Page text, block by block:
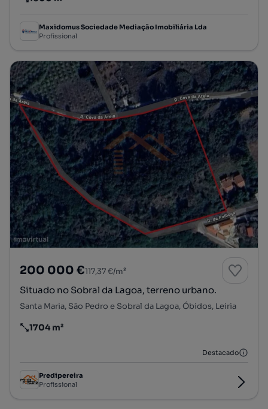
Preço por metro quadrado
Maxidomus Sociedade Mediação Imobiliária Lda
Profissional
200 000 €117,37 €/m²
Situado no Sobral da Lagoa, terreno urbano.
Santa Maria, São Pedro e Sobral da Lagoa, Óbidos, Leiria
Preço por metro quadrado
1704 m²
Destacado
Predipereira
Profissional